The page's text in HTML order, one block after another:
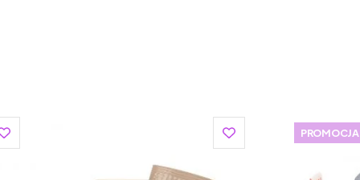
dziecięcego, która od dziesięcioleci
Firma zdobyła uznanie rodziców na całym
z 70-letnim doświadczeniem w
dla dzieci. Obuwie marki Superfit jest
PROMOCJA